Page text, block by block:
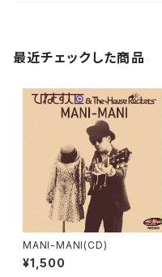
最近チェックした商品
MANI-MANI(CD)
¥1,500